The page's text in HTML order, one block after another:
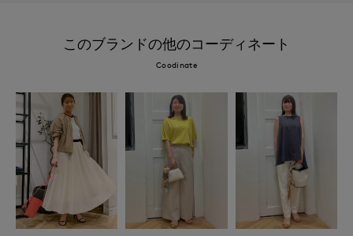
このブランドの他のコーディネート
Coodinate